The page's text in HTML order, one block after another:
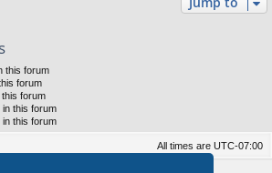
this forum
forum
forum
this forum
this forum
All times are UTC-07:00